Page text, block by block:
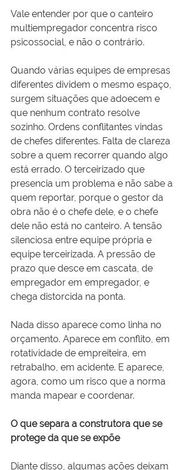
Vale entender por que o canteiro
multiempregador concentra risco
psicossocial, e não o contrário.
Quando várias equipes de empresas
diferentes dividem o mesmo espaço,
surgem situações que adoecem e
que nenhum contrato resolve
sozinho. Ordens conflitantes vindas
de chefes diferentes. Falta de clareza
sobre a quem recorrer quando algo
está errado. O terceirizado que
presencia um problema e não sabe a
quem reportar, porque o gestor da
obra não é o chefe dele, e o chefe
dele não está no canteiro. A tensão
silenciosa entre equipe própria e
equipe terceirizada. A pressão de
prazo que desce em cascata, de
empregador em empregador, e
chega distorcida na ponta.
Nada disso aparece como linha no
orçamento. Aparece em conflito, em
rotatividade de empreiteira, em
retrabalho, em acidente. E aparece,
agora, como um risco que a norma
manda mapear e coordenar.
O que separa a construtora que se
protege da que se expõe
Diante disso, algumas ações deixam